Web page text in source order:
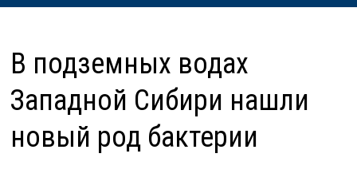
В подземных водах
Западной Сибири нашли
новый род бактерии